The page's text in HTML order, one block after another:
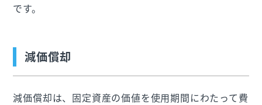
です。
減価償却
減価償却は、固定資産の価値を使用期間にわたって費